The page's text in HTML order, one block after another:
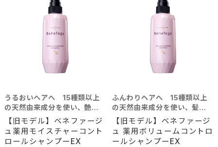
【旧モデル】ベネファージ
ュ薬用モイスチャーコント
ロールシャンプーEX
うるおいヘアへ 15種類以上
の天然由来成分を使い、艶や
かな美髪へと導く
【旧モデル】ベネファージ
ュ 薬用ボリュームコントロ
ールシャンプーEX
ふんわりヘアへ 15種類以上
の天然由来成分を使い、髪に
豊かなボリュームを